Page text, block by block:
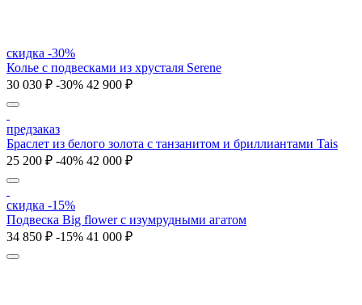
скидка -30%
Колье с подвесками из хрусталя Serene
30 030 ₽ -30% 42 900 ₽
предзаказ
Браслет из белого золота с танзанитом и бриллиантами Tais
25 200 ₽ -40% 42 000 ₽
скидка -15%
Подвеска Big flower с изумрудными агатом
34 850 ₽ -15% 41 000 ₽